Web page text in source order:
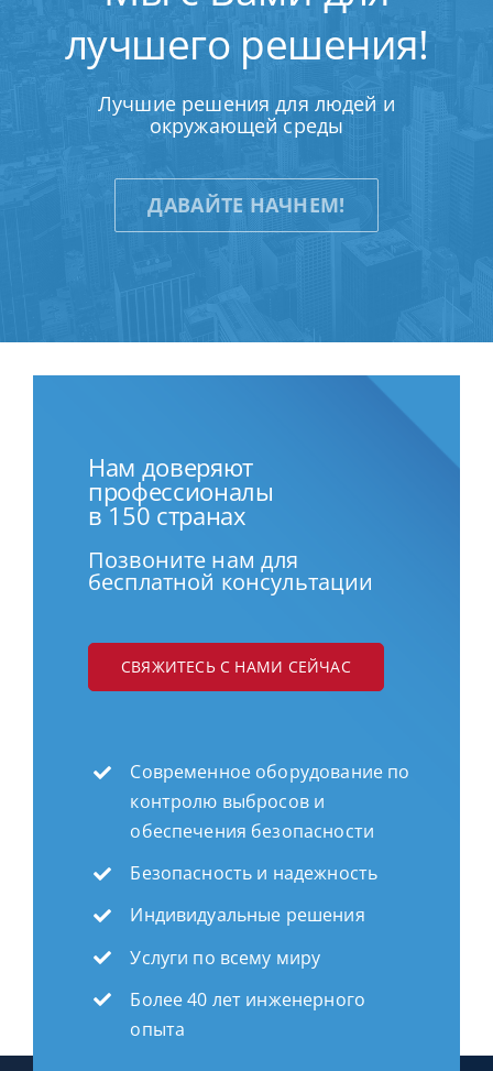
лучшего решения!
Лучшие решения для людей и
окружающей среды
ДАВАЙТЕ НАЧНЕМ!
Нам доверяют
профессионалы
в 150 странах
Позвоните нам для
бесплатной консультации
СВЯЖИТЕСЬ С НАМИ СЕЙЧАС
Современное оборудование по
контролю выбросов и
обеспечения безопасности
Безопасность и надежность
Индивидуальные решения
Услуги по всему миру
Более 40 лет инженерного
опыта